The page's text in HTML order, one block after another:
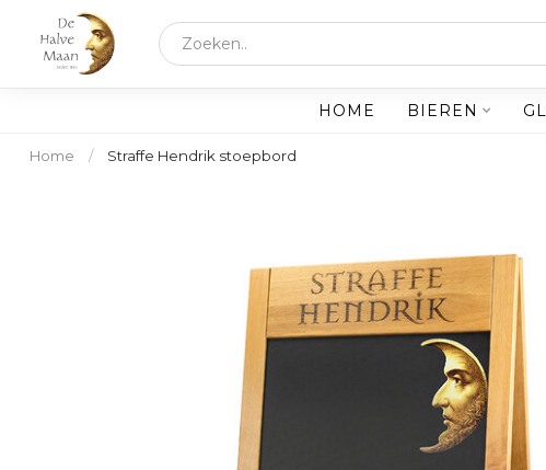
HOME BIEREN
Home / Straffe Hendrik stoepbord